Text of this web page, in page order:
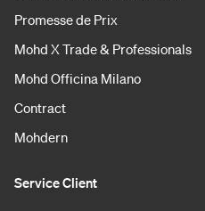
Promesse de Prix
Mohd X Trade & Professionals
Mohd Officina Milano
Contract
Mohdern
Service Client